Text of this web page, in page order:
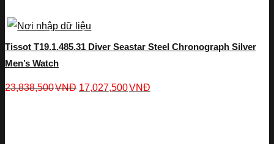
Tissot T19.1.485.31 Diver Seastar Steel Chronograph Silver
Men’s Watch
23,838,500VNĐ 17,027,500VNĐ